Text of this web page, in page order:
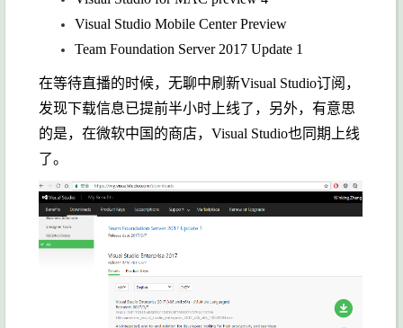
Visual Studio Mobile Center Preview
Team Foundation Server 2017 Update 1
在等待直播的时候，无聊中刷新Visual Studio订阅，
发现下载信息已提前半小时上线了，另外，有意思
的是，在微软中国的商店，Visual Studio也同期上线
了。